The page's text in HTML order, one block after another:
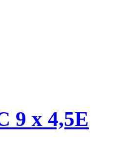
9 x 4,5E